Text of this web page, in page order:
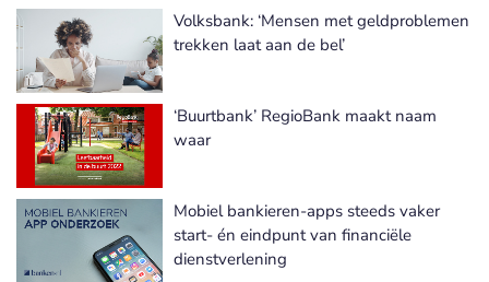
Volksbank: ‘Mensen met geldproblemen
trekken laat aan de bel’
‘Buurtbank’ RegioBank maakt naam
waar
Mobiel bankieren-apps steeds vaker
start- én eindpunt van financiële
dienstverlening